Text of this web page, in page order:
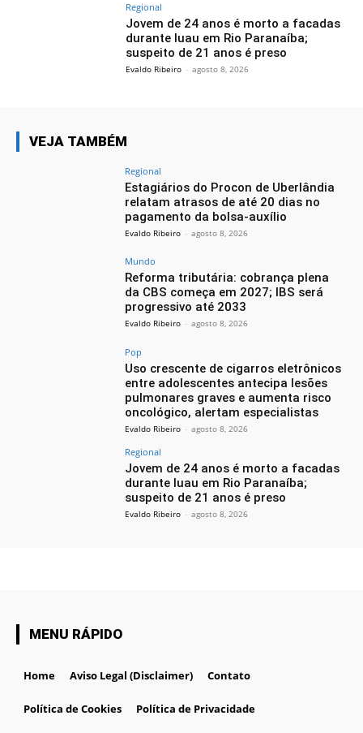
Regional
Jovem de 24 anos é morto a facadas
durante luau em Rio Paranaíba;
suspeito de 21 anos é preso
Evaldo Ribeiro - agosto 8, 2026
VEJA TAMBÉM
Regional
Estagiários do Procon de Uberlândia
relatam atrasos de até 20 dias no
pagamento da bolsa-auxílio
Evaldo Ribeiro - agosto 8, 2026
Mundo
Reforma tributária: cobrança plena
da CBS começa em 2027; IBS será
progressivo até 2033
Evaldo Ribeiro - agosto 8, 2026
Pop
Uso crescente de cigarros eletrônicos
entre adolescentes antecipa lesões
pulmonares graves e aumenta risco
oncológico, alertam especialistas
Evaldo Ribeiro - agosto 8, 2026
Regional
Jovem de 24 anos é morto a facadas
durante luau em Rio Paranaíba;
suspeito de 21 anos é preso
Evaldo Ribeiro - agosto 8, 2026
MENU RÁPIDO
Home Aviso Legal (Disclaimer) Contato
Política de Cookies Política de Privacidade